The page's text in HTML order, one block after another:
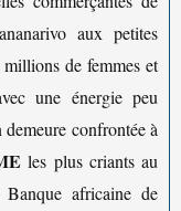
aux petites
de femmes et
une énergie peu
confrontée à
les plus criants au
africaine de